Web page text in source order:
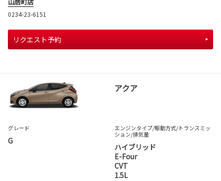
0234-23-6151
リクエスト予約
アクア
グレード
G
エンジンタイプ/駆動方式/トランスミッ
ション/排気量
ハイブリッド
E-Four
CVT
1.5L